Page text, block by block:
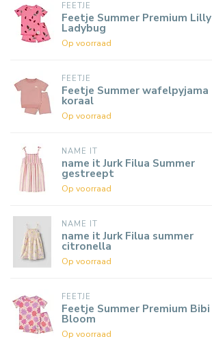
FEETJE
Feetje Summer Premium Lilly
Ladybug
Op voorraad
FEETJE
Feetje Summer wafelpyjama
koraal
Op voorraad
NAME IT
name it Jurk Filua Summer
gestreept
Op voorraad
NAME IT
name it Jurk Filua summer
citronella
Op voorraad
FEETJE
Feetje Summer Premium Bibi
Bloom
Op voorraad